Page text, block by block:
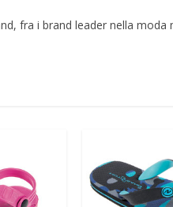
fra i brand leader nella moda